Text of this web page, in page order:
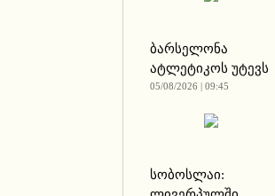
ბარსელონა
ატლეტიკოს უტევს
05/08/2026 | 09:45
სობოსლაი: